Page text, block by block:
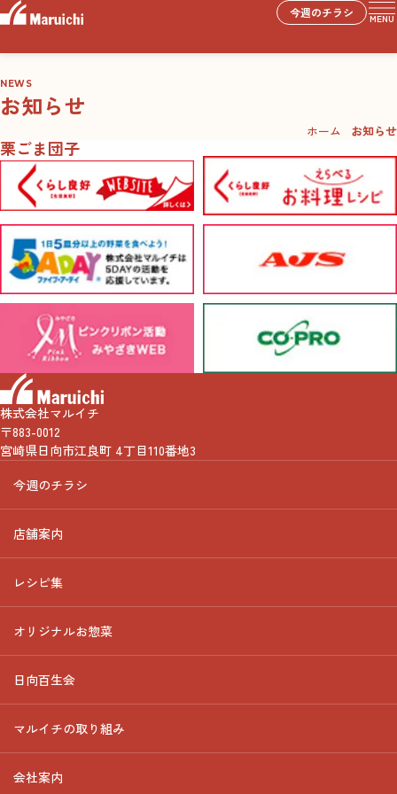
今週のチラシ MENU
NEWS
お知らせ
ホーム お知らせ
栗ごま団子
株式会社マルイチ
〒883-0012
宮崎県日向市江良町 4丁目110番地3
今週のチラシ
店舗案内
レシピ集
オリジナルお惣菜
日向百生会
マルイチの取り組み
会社案内